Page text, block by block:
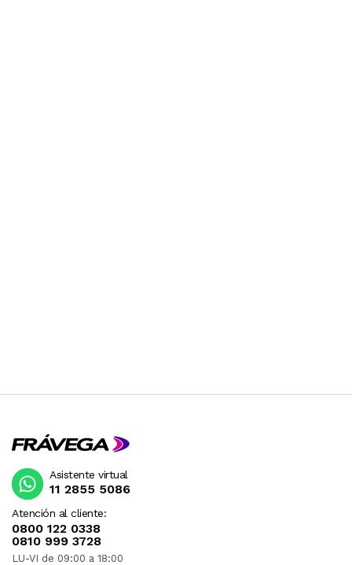
Atención al cliente:
0800 122 0338
0810 999 3728
LU-VI de 09:00 a 18:00
Asistente virtual
11 2855 5086